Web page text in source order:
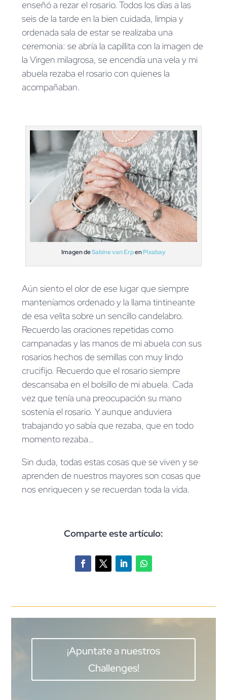
enseñó a rezar el rosario. Todos los días a las
seis de la tarde en la bien cuidada, limpia y
ordenada sala de estar se realizaba una
ceremonia: se abría la capillita con la imagen de
la Virgen milagrosa, se encendía una vela y mi
abuela rezaba el rosario con quienes la
acompañaban.
Imagen deSabine van ErpenPixabay
Aún siento el olor de ese lugar que siempre
manteníamos ordenado y la llama tintineante
de esa velita sobre un sencillo candelabro.
Recuerdo las oraciones repetidas como
campanadas y las manos de mi abuela con sus
rosarios hechos de semillas con muy lindo
crucifijo. Recuerdo que el rosario siempre
descansaba en el bolsillo de mi abuela. Cada
vez que tenía una preocupación su mano
sostenía el rosario. Y aunque anduviera
trabajando yo sabía que rezaba, que en todo
momento rezaba…
Sin duda, todas estas cosas que se viven y se
aprenden de nuestros mayores son cosas que
nos enriquecen y se recuerdan toda la vida.
Comparte este artículo:
¡Apuntate a nuestros
Challenges!